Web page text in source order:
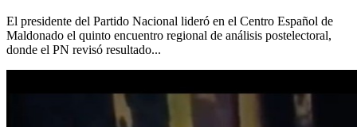
El presidente del Partido Nacional lideró en el Centro Español de
Maldonado el quinto encuentro regional de análisis postelectoral,
donde el PN revisó resultado...